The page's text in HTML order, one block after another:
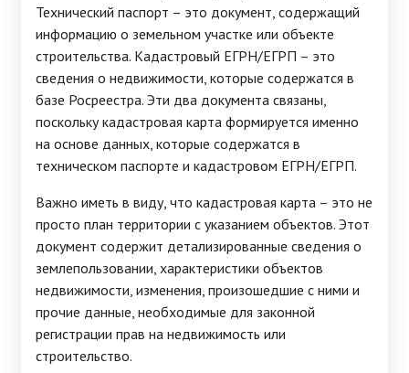
Технический паспорт – это документ, содержащий
информацию о земельном участке или объекте
строительства. Кадастровый ЕГРН/ЕГРП – это
сведения о недвижимости, которые содержатся в
базе Росреестра. Эти два документа связаны,
поскольку кадастровая карта формируется именно
на основе данных, которые содержатся в
техническом паспорте и кадастровом ЕГРН/ЕГРП.
Важно иметь в виду, что кадастровая карта – это не
просто план территории с указанием объектов. Этот
документ содержит детализированные сведения о
землепользовании, характеристики объектов
недвижимости, изменения, произошедшие с ними и
прочие данные, необходимые для законной
регистрации прав на недвижимость или
строительство.